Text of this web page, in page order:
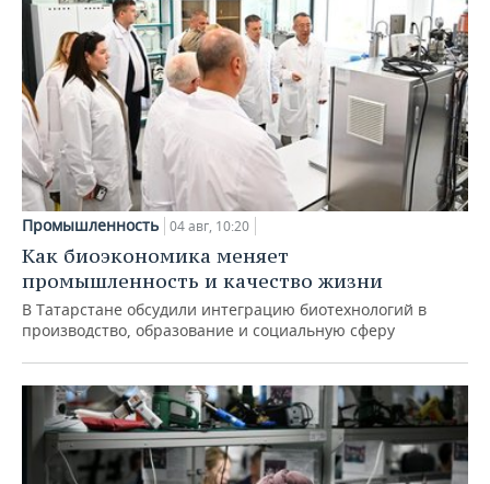
Промышленность 04 авг, 10:20
Как биоэкономика меняет
промышленность и качество жизни
В Татарстане обсудили интеграцию биотехнологий в
производство, образование и социальную сферу